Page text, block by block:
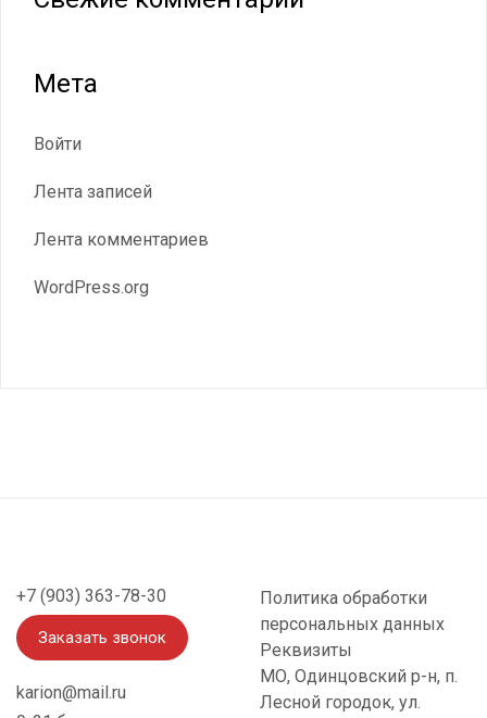
Мета
Войти
Лента записей
Лента комментариев
WordPress.org
+7 (903) 363-78-30
Заказать звонок
karion@mail.ru
Политика обработки
персональных данных
Реквизиты
МО, Одинцовский р-н, п.
Лесной городок, ул.